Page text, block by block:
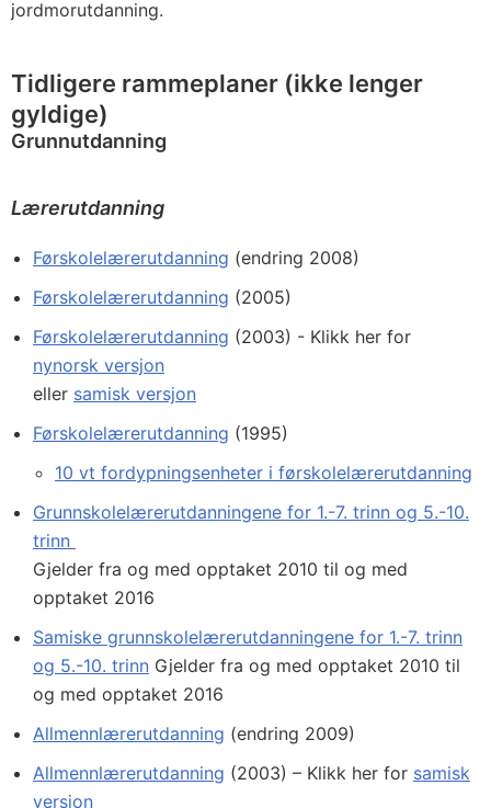
jordmorutdanning.
Tidligere rammeplaner (ikke lenger
gyldige)
Grunnutdanning
Lærerutdanning
Førskolelærerutdanning (endring 2008)
Førskolelærerutdanning (2005)
Førskolelærerutdanning (2003) - Klikk her for
nynorsk versjon
eller samisk versjon
Førskolelærerutdanning (1995)
10 vt fordypningsenheter i førskolelærerutdanning
Grunnskolelærerutdanningene for 1.-7. trinn og 5.-10.
trinn
Gjelder fra og med opptaket 2010 til og med
opptaket 2016
Samiske grunnskolelærerutdanningene for 1.-7. trinn
og 5.-10. trinn Gjelder fra og med opptaket 2010 til
og med opptaket 2016
Allmennlærerutdanning (endring 2009)
Allmennlærerutdanning (2003) – Klikk her for samisk
versjon